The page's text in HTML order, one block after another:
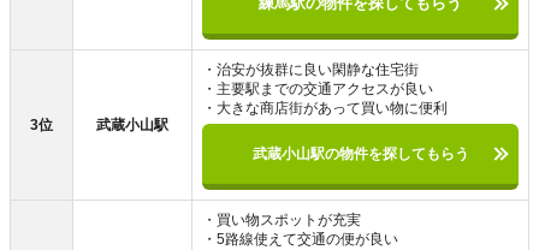
3位 武蔵小山駅
・治安が抜群に良い閑静な住宅街
・主要駅までの交通アクセスが良い
・大きな商店街があって買い物に便利
武蔵小山駅の物件を探してもらう
・買い物スポットが充実
・5路線使えて交通の便が良い